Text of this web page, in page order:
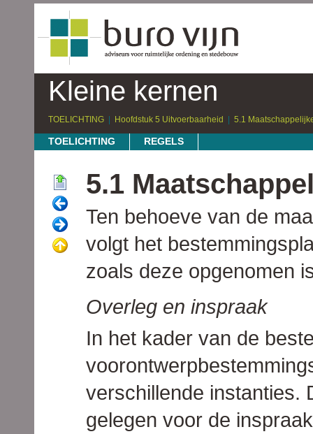
Kleine kernen
TOELICHTING Hoofdstuk 5 Uitvoerbaarheid 5.1
TOELICHTING REGELS
5.1
Ten behoeve van de
volgt het
zoals deze opgenomen
Overleg en inspraak
In het kader van de
verschillende instanties.
gelegen voor de